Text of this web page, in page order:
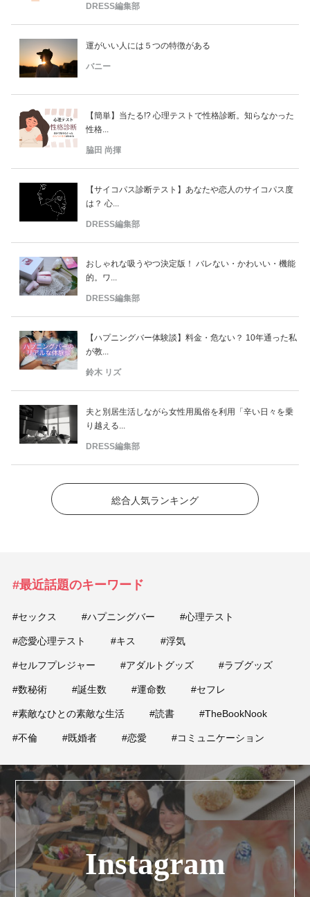
DRESS編集部
運がいい人には５つの特徴がある
バニー
【簡単】当たる!? 心理テストで性格診断。知らなかった
性格...
脇田 尚揮
【サイコパス診断テスト】あなたや恋人のサイコパス度
は？ 心...
DRESS編集部
おしゃれな吸うやつ決定版！ バレない・かわいい・機能
的。ワ...
DRESS編集部
【ハプニングバー体験談】料金・危ない？ 10年通った私
が教...
鈴木 リズ
夫と別居生活しながら女性用風俗を利用「辛い日々を乗
り越える...
DRESS編集部
総合人気ランキング
#最近話題のキーワード
#セックス #ハプニングバー #心理テスト
#恋愛心理テスト #キス #浮気
#セルフプレジャー #アダルトグッズ #ラブグッズ
#数秘術 #誕生数 #運命数 #セフレ
#素敵なひとの素敵な生活 #読書 #TheBookNook
#不倫 #既婚者 #恋愛 #コミュニケーション
Instagram